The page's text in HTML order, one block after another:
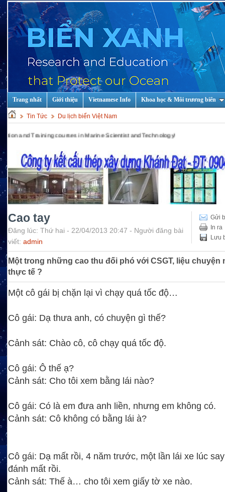
Trang nhất Giới thiệu Vietnamese Info Khoa học & Môi trương biển
Tin Tức Du lịch biển Việt Nam
courses in Marine Scientist and Technology!
Gửi
In ra
Lưu
Cao tay
Đăng lúc: Thứ hai - 22/04/2013 20:47 - Người đăng bài
viết: admin
Một trong những cao thu đối phó với CSGT, liệu chuyện
thực tế ?
Một cô gái bị chặn lại vì chạy quá tốc độ…
Cô gái: Dạ thưa anh, có chuyện gì thế?
Cảnh sát: Chào cô, cô chạy quá tốc độ.
Cô gái: Ô thế ạ?
Cảnh sát: Cho tôi xem bằng lái nào?
Cô gái: Có là em đưa anh liền, nhưng em không có.
Cảnh sát: Cô không có bằng lái à?
Cô gái: Dạ mất rồi, 4 năm trước, một lần lái xe lúc
đánh mất rồi.
Cảnh sát: Thế à… cho tôi xem giấy tờ xe nào.